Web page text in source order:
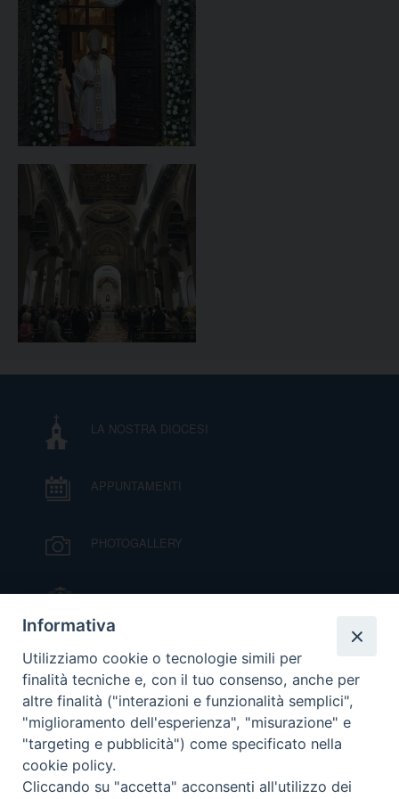
LA NOSTRA DIOCESI
APPUNTAMENTI
PHOTOGALLERY
IL VESCOVO MONS. ORAZIO FRANCESCO
PIAZZA
VIDEOGALLERY
ORARI S. MESSE
MODULISTICA
Informativa
Utilizziamo cookie o tecnologie simili per
finalità tecniche e, con il tuo consenso, anche per
altre finalità ("interazioni e funzionalità semplici",
"miglioramento dell'esperienza", "misurazione" e
"targeting e pubblicità") come specificato nella
cookie policy.
Cliccando su "accetta" acconsenti all'utilizzo dei